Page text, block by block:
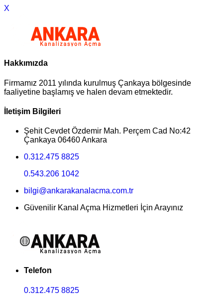
X
Hakkımızda
Firmamız 2011 yılında kurulmuş Çankaya bölgesinde
faaliyetine başlamış ve halen devam etmektedir.
İletişim Bilgileri
Şehit Cevdet Özdemir Mah. Perçem Cad No:42
Çankaya 06460 Ankara
0.312.475 8825
0.543.206 1042
bilgi@ankarakanalacma.com.tr
Güvenilir Kanal Açma Hizmetleri İçin Arayınız
Telefon
0.312.475 8825